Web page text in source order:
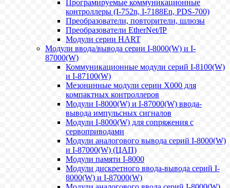
Програмируемые коммуникационные
контроллеры (I-752n, I-7188En, PDS-700)
Преобразователи, повторители, шлюзы
Преобразователи EtherNet/IP
Модули серии HART
Модули ввода/вывода серии I-8000(W) и I-
87000(W)
Коммуникационные модули серий I-8100(W)
и I-87100(W)
Мезонинные модули серии X000 для
компактных контроллеров
Модули I-8000(W) и I-87000(W) ввода-
вывода импульсных сигналов
Модули I-8000(W) для сопряжения с
сервоприводами
Модули аналогового вывода серий I-8000(W)
и I-87000(W) (ЦАП)
Модули памяти I-8000
Модули дискретного ввода-вывода серий I-
8000(W) и I-87000(W)